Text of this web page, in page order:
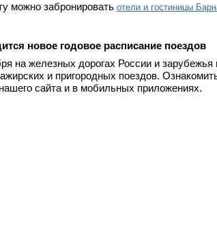
можно забронировать отели и гостиницы
новое годовое расписание поездов
на железных дорогах России и зарубежья
и пригородных поездов.
сайта и в мобильных приложениях.